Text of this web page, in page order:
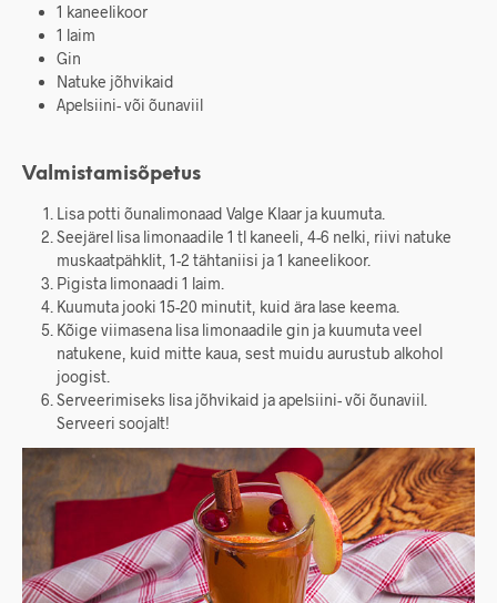
1 kaneelikoor
1 laim
Gin
Natuke jõhvikaid
Apelsiini- või õunaviil
Valmistamisõpetus
Lisa potti õunalimonaad Valge Klaar ja kuumuta.
Seejärel lisa limonaadile 1 tl kaneeli, 4-6 nelki, riivi natuke
muskaatpähklit, 1-2 tähtaniisi ja 1 kaneelikoor.
Pigista limonaadi 1 laim.
Kuumuta jooki 15-20 minutit, kuid ära lase keema.
Kõige viimasena lisa limonaadile gin ja kuumuta veel
natukene, kuid mitte kaua, sest muidu aurustub alkohol
joogist.
Serveerimiseks lisa jõhvikaid ja apelsiini- või õunaviil.
Serveeri soojalt!